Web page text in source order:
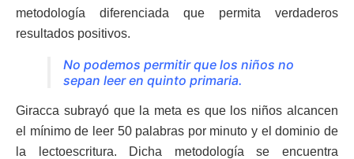
metodología diferenciada que permita verdaderos
resultados positivos.
No podemos permitir que los niños no
sepan leer en quinto primaria.
Giracca subrayó que la meta es que los niños alcancen
el mínimo de leer 50 palabras por minuto y el dominio de
la lectoescritura. Dicha metodología se encuentra